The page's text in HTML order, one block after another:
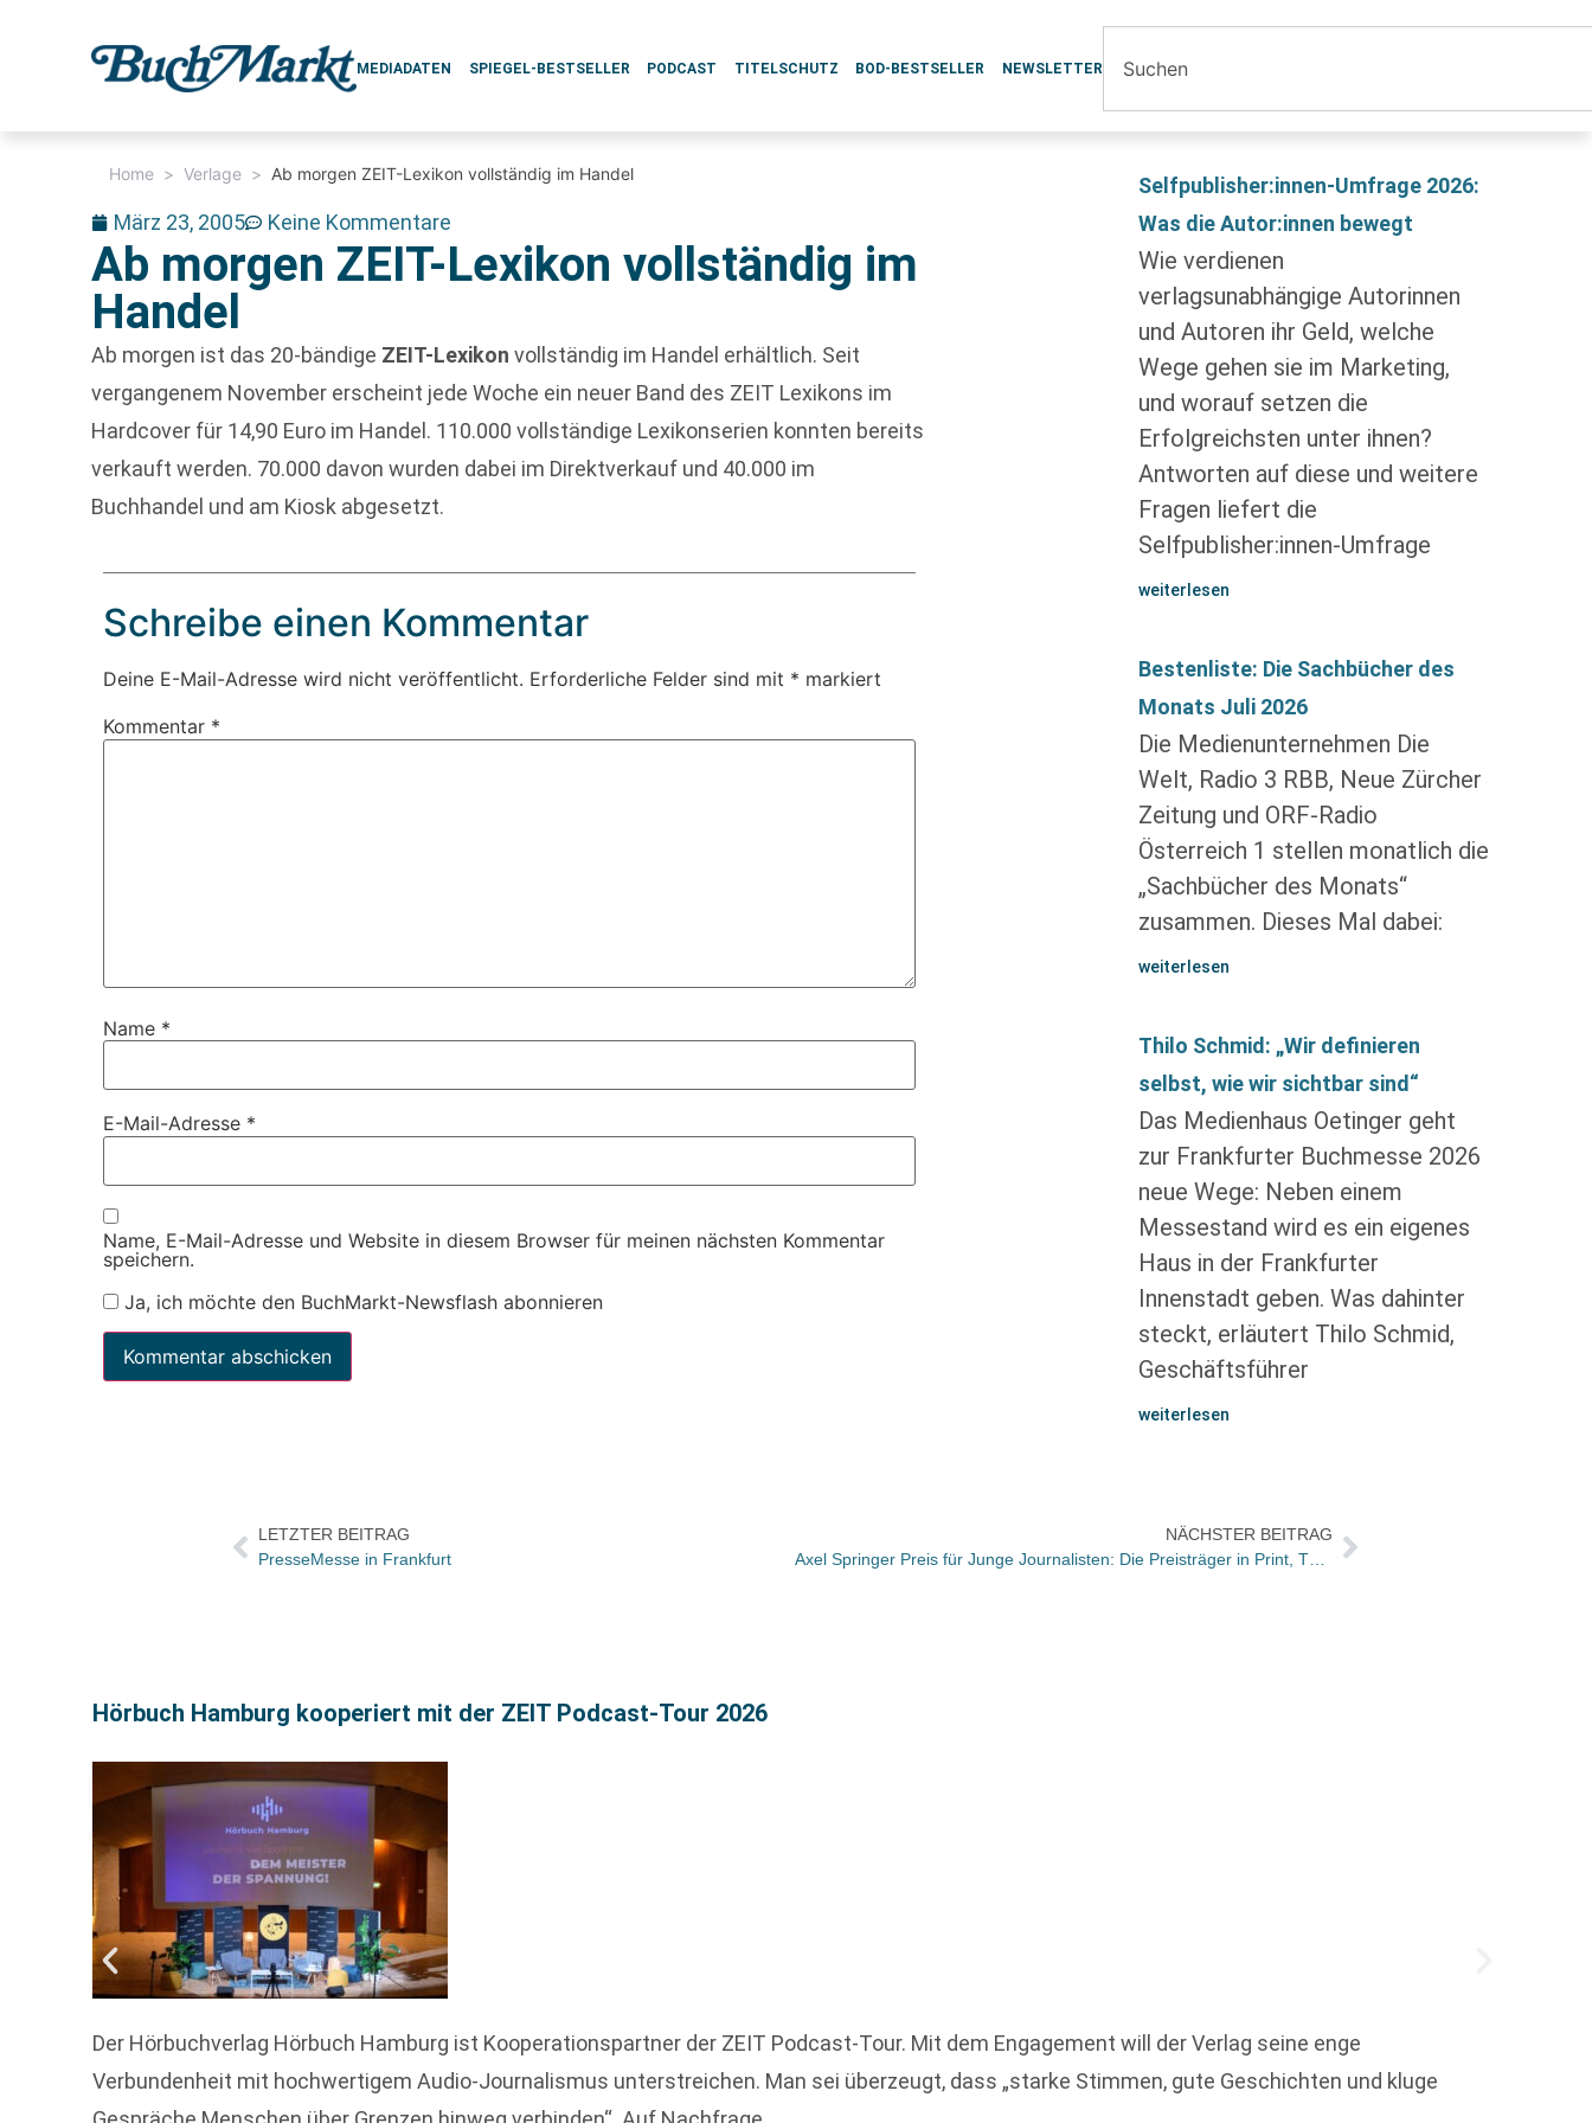
MEDIADATEN SPIEGEL-BESTSELLER PODCAST TITELSCHUTZ BOD-BESTSELLER NEWSLETTER
Home > Verlage > Ab morgen ZEIT-Lexikon vollständig im Handel
März 23, 2005 Keine Kommentare
Ab morgen ZEIT-Lexikon vollständig im
Handel
Ab morgen ist das 20-bändige ZEIT-Lexikon vollständig im Handel erhältlich. Seit
vergangenem November erscheint jede Woche ein neuer Band des ZEIT Lexikons im
Hardcover für 14,90 Euro im Handel. 110.000 vollständige Lexikonserien konnten bereits
verkauft werden. 70.000 davon wurden dabei im Direktverkauf und 40.000 im
Buchhandel und am Kiosk abgesetzt.
Schreibe einen Kommentar
Deine E-Mail-Adresse wird nicht veröffentlicht. Erforderliche Felder sind mit * markiert
Kommentar *
Name *
E-Mail-Adresse *
Name, E-Mail-Adresse und Website in diesem Browser für meinen nächsten Kommentar
speichern.
Ja, ich möchte den BuchMarkt-Newsflash abonnieren
Selfpublisher:innen-Umfrage 2026:
Was die Autor:innen bewegt
Wie verdienen
verlagsunabhängige Autorinnen
und Autoren ihr Geld, welche
Wege gehen sie im Marketing,
und worauf setzen die
Erfolgreichsten unter ihnen?
Antworten auf diese und weitere
Fragen liefert die
Selfpublisher:innen-Umfrage
weiterlesen
Bestenliste: Die Sachbücher des
Monats Juli 2026
Die Medienunternehmen Die
Welt, Radio 3 RBB, Neue Zürcher
Zeitung und ORF-Radio
Österreich 1 stellen monatlich die
„Sachbücher des Monats“
zusammen. Dieses Mal dabei:
weiterlesen
Thilo Schmid: „Wir definieren
selbst, wie wir sichtbar sind“
Das Medienhaus Oetinger geht
zur Frankfurter Buchmesse 2026
neue Wege: Neben einem
Messestand wird es ein eigenes
Haus in der Frankfurter
Innenstadt geben. Was dahinter
steckt, erläutert Thilo Schmid,
Geschäftsführer
weiterlesen
LETZTER BEITRAG
PresseMesse in Frankfurt
NÄCHSTER BEITRAG
Hörbuch Hamburg kooperiert mit der ZEIT Podcast-Tour 2026
Der Hörbuchverlag Hörbuch Hamburg ist Kooperationspartner der ZEIT Podcast-Tour. Mit dem Engagement will der Verlag seine enge
Verbundenheit mit hochwertigem Audio-Journalismus unterstreichen. Man sei überzeugt, dass „starke Stimmen, gute Geschichten und kluge